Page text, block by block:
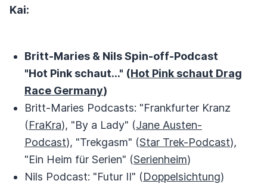
Kai:
Britt-Maries & Nils Spin-off-Podcast
"Hot Pink schaut..." (Hot Pink schaut Drag
Race Germany)
Britt-Maries Podcasts: "Frankfurter Kranz
(FraKra), "By a Lady" (Jane Austen-
Podcast), "Trekgasm" (Star Trek-Podcast),
"Ein Heim für Serien" (Serienheim)
Nils Podcast: "Futur II" (Doppelsichtung)